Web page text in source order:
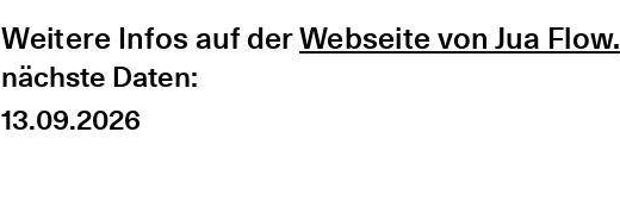
Weitere Infos auf derWebseite von Jua Flow.
nächste Daten:
13.09.2026